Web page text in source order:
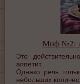
Миф №2:
Это
аппетит.
Однако речь
небольших